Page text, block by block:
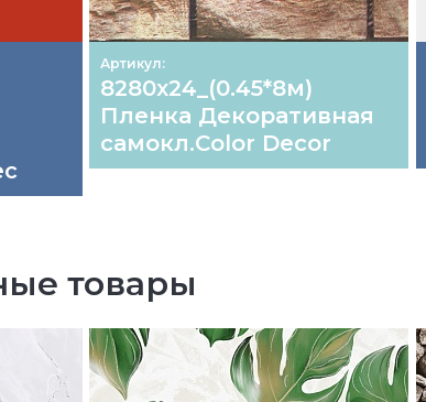
Артикул:
8280х24_(0.45*8м)
Пленка Декоративная
самокл.Color Decor
товары